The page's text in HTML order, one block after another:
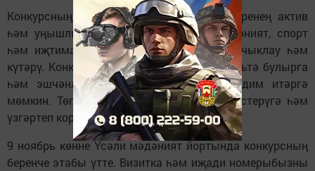
Конкурсның төп максаты — авыл яшьләренең актив
һәм уңышлы вәкилләрен, шулай ук мәдәният, спорт
һәм иҗтимагый тормыш эшлеклеләрен ачыклау һәм
күтәрү. Конкурста катнашучылар төрле яшьтә булырга
һәм эшчәнлекнең төрле өлкәләрен тәкъдим итәргә
мөмкин. Төп таләп — аларның авылны үстерүгә һәм
үзгәртеп коруга керткән өлеше.
9 ноябрь көнне Үсәли мәдәният йортында конкурсның
беренче этабы үтте. Визитка һәм иҗади номерыбызны